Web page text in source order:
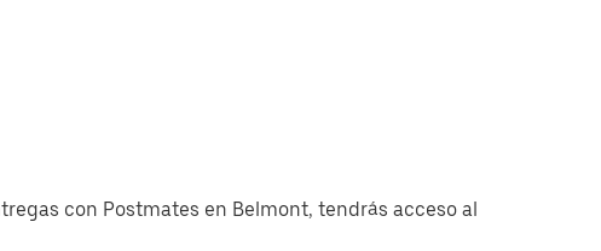
con Postmates en Belmont, tendrás acceso al